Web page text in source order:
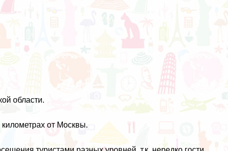
области.
от Москвы.